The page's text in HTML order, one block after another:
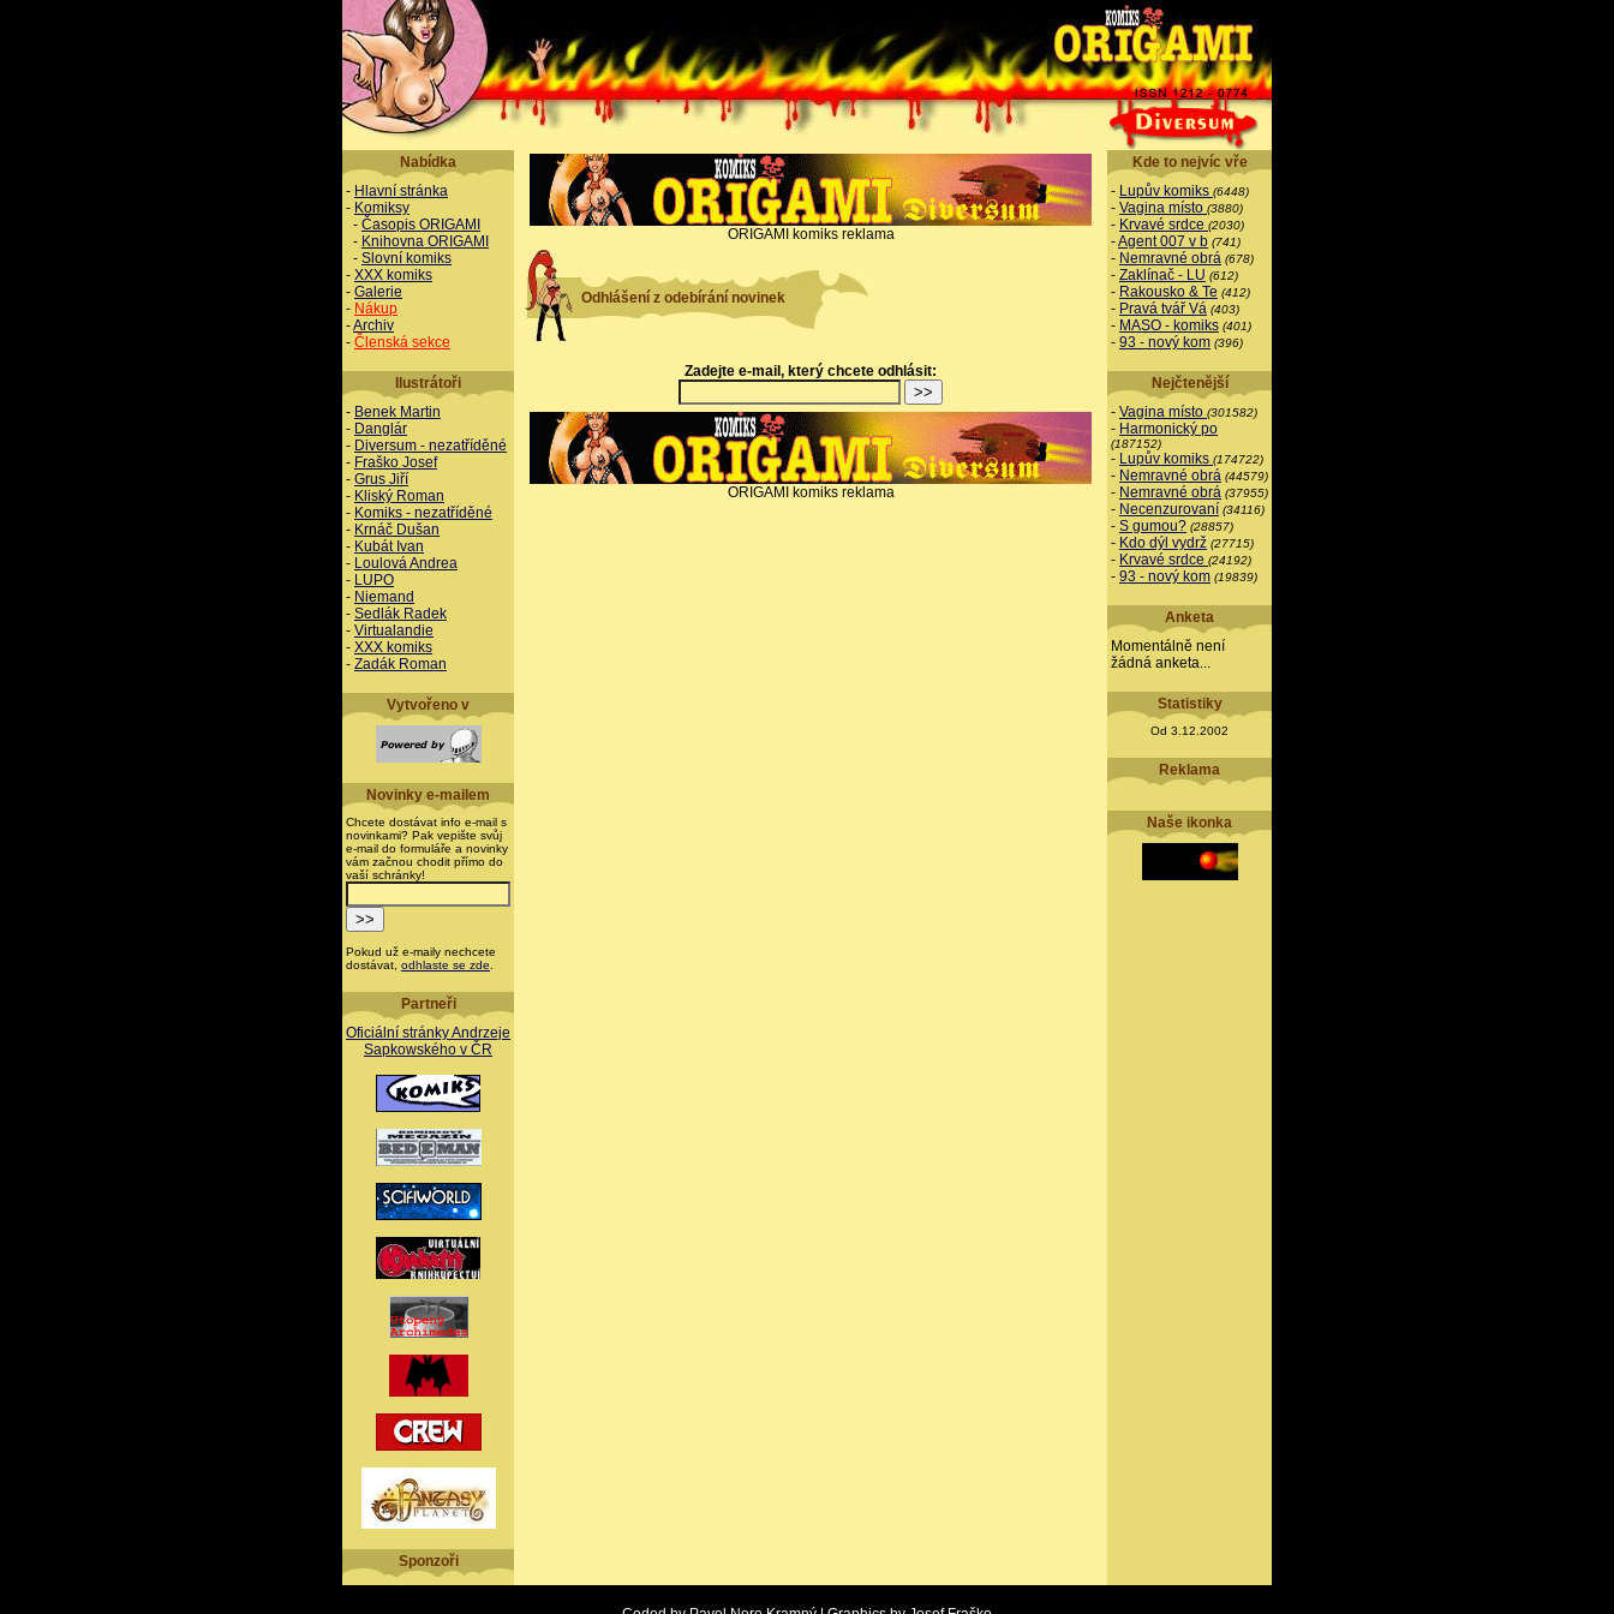
Nabídka
- Hlavní stránka
- Komiksy
- Časopis ORIGAMI
- Knihovna ORIGAMI
- Slovní komiks
- XXX komiks
- Galerie
- Nákup
-Archiv
- Členská sekce
Ilustrátoři
- Benek Martin
- Danglár
- Diversum - nezatříděné
- Fraško Josef
- Grus Jiří
- Kliský Roman
- Komiks - nezatříděné
- Krnáč Dušan
- Kubát Ivan
- Loulová Andrea
- LUPO
- Niemand
- Sedlák Radek
- Virtualandie
- XXX komiks
- Zadák Roman
Vytvořeno v
Novinky e-mailem
Chcete dostávat info e-mail s
novinkami? Pak vepište svůj
e-mail do formuláře a novinky
vám začnou chodit přímo do
vaší schránky!
Pokud už e-maily nechcete
dostávat, odhlaste se zde
Partneři
Oficiální stránky Andrzeje
Sapkowského v ČR
Sponzoři
ORIGAMI komiks reklama
Odhlášení z odebírání novinek
Zadejte e-mail, který chcete odhlásit:
ORIGAMI komiks reklama
Kde to nejvíc vře
- Lupův komiks (6448)
- Vagina místo (3880)
- Krvavé srdce (2030)
-Agent 007 v b (741)
- Nemravné obrá (678)
- Zaklínač - LU (612)
- Rakousko & Te (412)
- Pravá tvář Vá (403)
- MASO - komiks (401)
- 93 - nový kom (396)
Nejčtenější
- Vagina místo (301582)
- Harmonický po
(187152)
- Lupův komiks (174722)
- Nemravné obrá (44579)
- Nemravné obrá (37955)
- Necenzurovaní (34116)
- S gumou? (28857)
- Kdo dýl vydrž (27715)
- Krvavé srdce (24192)
- 93 - nový kom (19839)
Anketa
Momentálně není
žádná anketa...
Statistiky
Od 3.12.2002
Reklama
Naše ikonka